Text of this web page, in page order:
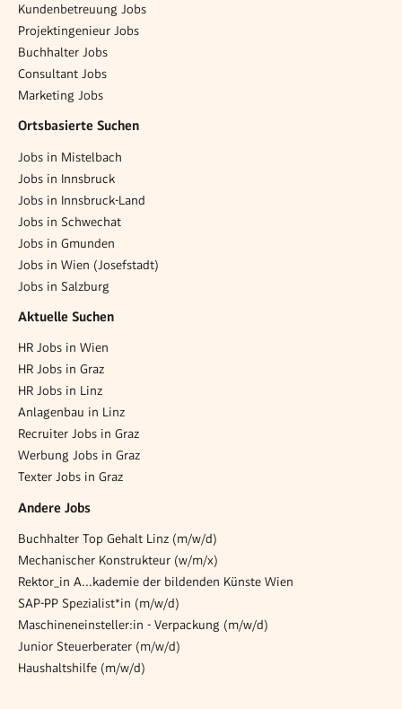
Kundenbetreuung Jobs
Projektingenieur Jobs
Buchhalter Jobs
Consultant Jobs
Marketing Jobs
Ortsbasierte Suchen
Jobs in Mistelbach
Jobs in Innsbruck
Jobs in Innsbruck-Land
Jobs in Schwechat
Jobs in Gmunden
Jobs in Wien (Josefstadt)
Jobs in Salzburg
Aktuelle Suchen
HR Jobs in Wien
HR Jobs in Graz
HR Jobs in Linz
Anlagenbau in Linz
Recruiter Jobs in Graz
Werbung Jobs in Graz
Texter Jobs in Graz
Andere Jobs
Buchhalter Top Gehalt Linz (m/w/d)
Mechanischer Konstrukteur (w/m/x)
Rektor_in A...kademie der bildenden Künste Wien
SAP-PP Spezialist*in (m/w/d)
Maschineneinsteller:in - Verpackung (m/w/d)
Junior Steuerberater (m/w/d)
Haushaltshilfe (m/w/d)